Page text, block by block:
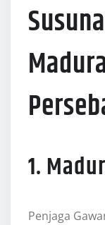
1.
Penjaga